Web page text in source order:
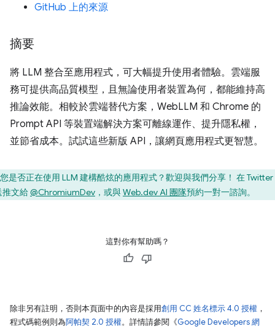
GitHub 上的來源
摘要
將 LLM 整合至應用程式，可大幅提升使用者體驗。雲端服
務可提供高品質模型，且無論使用者裝置為何，都能維持高
推論效能。相較於雲端替代方案，WebLLM 和 Chrome 的
Prompt API 等裝置端解決方案可離線運作、提升隱私權，
並節省成本。試試這些新版 API，讓網頁應用程式更智慧。
您是否正在使用 LLM 建構酷炫的應用程式？歡迎與我們分享！ 在 Twitter
推文給@ChromiumDev ，或與Web.dev AI 團隊預約一對一諮詢。
這對你有幫助嗎？
除非另有註明，否則本頁面中的內容是採用創用 CC 姓名標示 4.0 授權 ，
程式碼範例則為阿帕契 2.0 授權。詳情請參閱《Google Developers 網